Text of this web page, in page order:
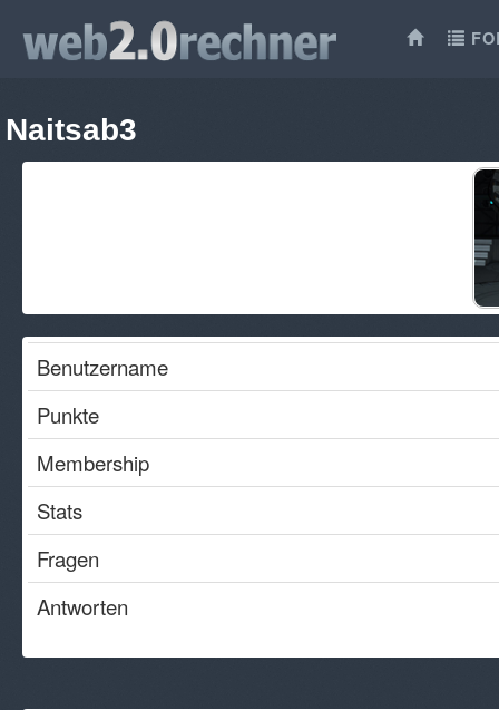
Naitsab3
Benutzername
Punkte
Membership
Stats
Fragen
Antworten